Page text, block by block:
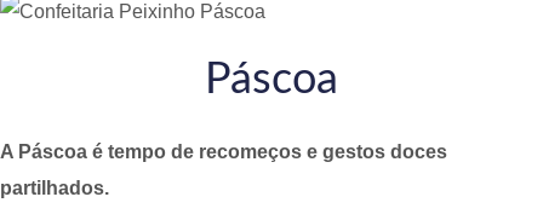
Páscoa
A Páscoa é tempo de recomeços e gestos doces
partilhados.